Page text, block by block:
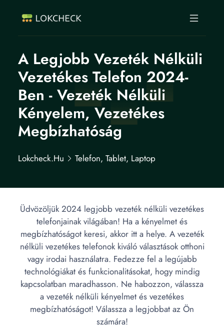
A Legjobb Vezeték Nélküli
Vezetékes Telefon 2024-
Ben - Vezeték Nélküli
Kényelem, Vezetékes
Megbízhatóság
Lokcheck.hu Telefon, Tablet, Laptop
Üdvözöljük 2024 legjobb vezeték nélküli vezetékes
telefonjainak világában! Ha a kényelmet és
megbízhatóságot keresi, akkor itt a helye. A vezeték
nélküli vezetékes telefonok kiváló választások otthoni
vagy irodai használatra. Fedezze fel a legújabb
technológiákat és funkcionalitásokat, hogy mindig
kapcsolatban maradhasson. Ne habozzon, válassza
a vezeték nélküli kényelmet és vezetékes
megbízhatóságot! Válassza a legjobbat az Ön
számára!